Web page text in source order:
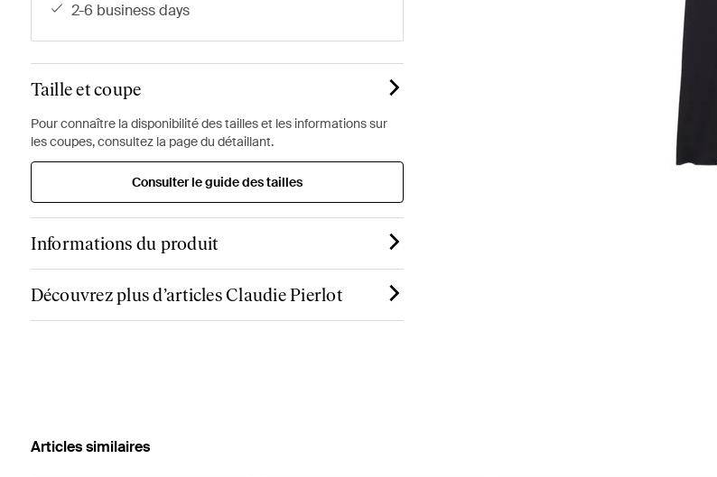
2-6 business days
Taille et coupe
Pour connaître la disponibilité des tailles et les informations sur
les coupes, consultez la page du détaillant.
Consulter le guide des tailles
Informations du produit
Découvrez plus d’articles Claudie Pierlot
Articles similaires